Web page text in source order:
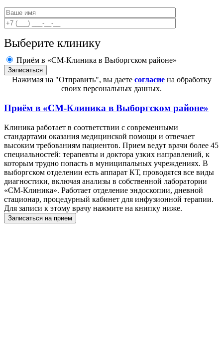
Выберите клинику
Приём в «СМ-Клиника в Выборгском районе»
Нажимая на "Отправить", вы даете согласиена обработку
своих персональных данных.
Приём в «СМ-Клиника в Выборгском районе»
Клиника работает в соответствии с современными
стандартами оказания медицинской помощи и отвечает
высоким требованиям пациентов. Прием ведут врачи более 45
специальностей: терапевты и доктора узких направлений, к
которым трудно попасть в муниципальных учреждениях. В
выборгском отделении есть аппарат КТ, проводятся все виды
диагностики, включая анализы в собственной лаборатории
«СМ-Клиника». Работает отделение эндоскопии, дневной
стационар, процедурный кабинет для инфузионной терапии.
Для записи к этому врачу нажмите на книпку ниже.
Записаться на прием